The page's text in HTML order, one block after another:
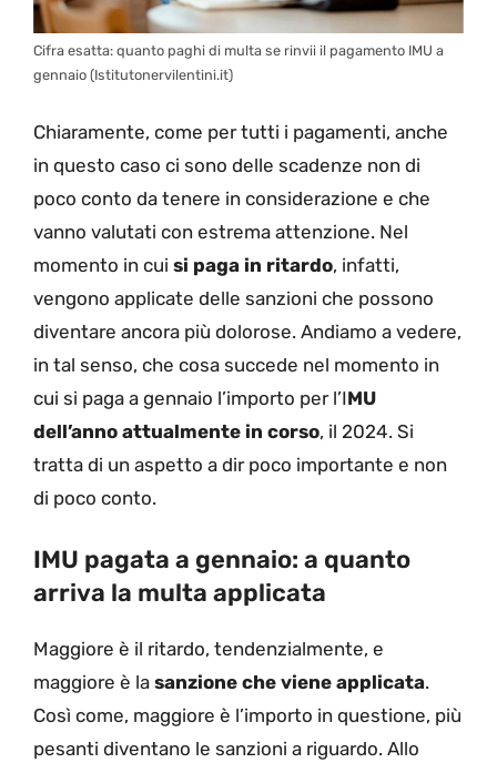
Cifra esatta: quanto paghi di multa se rinvii il pagamento IMU a
gennaio (Istitutonervilentini.it)
Chiaramente, come per tutti i pagamenti, anche
in questo caso ci sono delle scadenze non di
poco conto da tenere in considerazione e che
vanno valutati con estrema attenzione. Nel
momento in cui si paga in ritardo, infatti,
vengono applicate delle sanzioni che possono
diventare ancora più dolorose. Andiamo a vedere,
in tal senso, che cosa succede nel momento in
cui si paga a gennaio l’importo per l’IMU
dell’anno attualmente in corso, il 2024. Si
tratta di un aspetto a dir poco importante e non
di poco conto.
IMU pagata a gennaio: a quanto
arriva la multa applicata
Maggiore è il ritardo, tendenzialmente, e
maggiore è la sanzione che viene applicata.
Così come, maggiore è l’importo in questione, più
pesanti diventano le sanzioni a riguardo. Allo